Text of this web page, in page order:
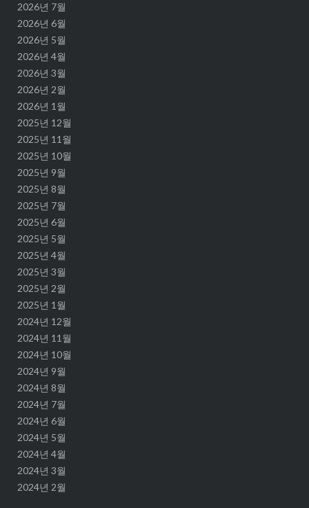
2026년 7월
2026년 6월
2026년 5월
2026년 4월
2026년 3월
2026년 2월
2026년 1월
2025년 12월
2025년 11월
2025년 10월
2025년 9월
2025년 8월
2025년 7월
2025년 6월
2025년 5월
2025년 4월
2025년 3월
2025년 2월
2025년 1월
2024년 12월
2024년 11월
2024년 10월
2024년 9월
2024년 8월
2024년 7월
2024년 6월
2024년 5월
2024년 4월
2024년 3월
2024년 2월